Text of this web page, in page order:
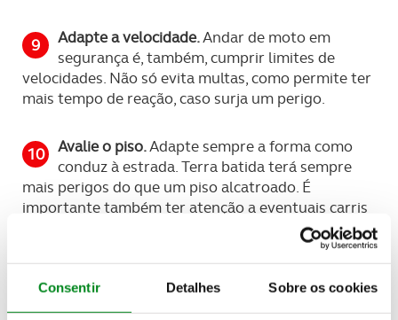
Consentir Detalhes Sobre os cookies
Adapte a velocidade.Andar de moto em
segurança é, também, cumprir limites de
velocidades. Não só evita multas, como permite ter
mais tempo de reação, caso surja um perigo.
Avalie o piso.Adapte sempre a forma como
conduz à estrada. Terra batida terá sempre
mais perigos do que um piso alcatroado. É
importante também ter atenção a eventuais carris
de elétricos, às tampas de saneamento, a tinta
utilizada em muitas passadeiras, à presença de óleo
no alcatrão - um conjunto de perigos que
proporcionam baixa aderência, especialmente sob
chuva.